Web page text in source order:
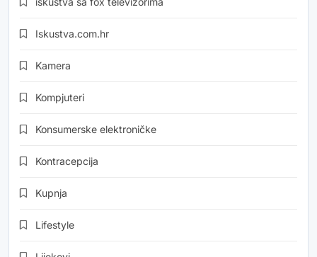
Iskustva.com.hr
Kamera
Kompjuteri
Konsumerske elektroničke
Kontracepcija
Kupnja
Lifestyle